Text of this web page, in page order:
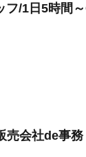
フ/1日5時間
売会社de事務